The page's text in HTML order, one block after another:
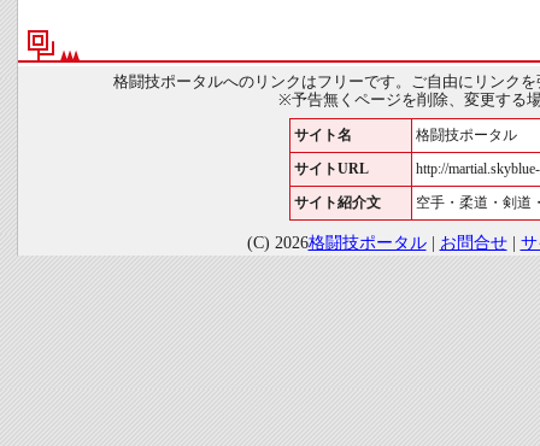
格闘技ポータルへのリンクはフリーです。ご自由にリンク
※予告無くページを削除、変更する
サイト名 格闘技ポータル
サイトURL http://
サイト紹介文 空手・柔道・剣道
(C) 2026格闘技ポータル| お問合せ|